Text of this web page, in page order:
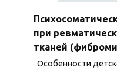
при
тканей
Особенности